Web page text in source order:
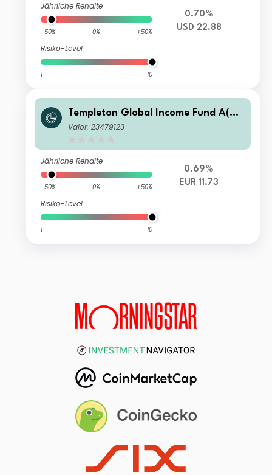
Jährliche Rendite
-50% 0% +50%
Risiko-Level
1 10
0.70%
USD 22.88
Templeton Global Income Fund A(ac
c)EUR-H1
Valor: 23479123
Jährliche Rendite
-50% 0% +50%
Risiko-Level
1 10
0.69%
EUR 11.73